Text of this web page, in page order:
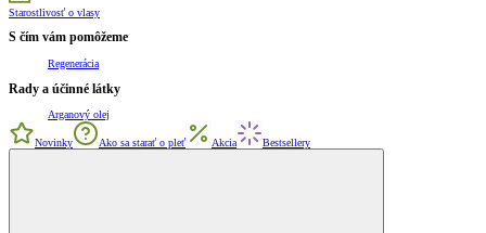
Starostlivosť o vlasy
S čím vám pomôžeme
Regenerácia
Rady a účinné látky
Arganový olej
Novinky Ako sa starať o pleť Akcia Bestsellery